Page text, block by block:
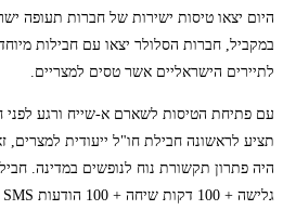
היום יצאו טיסות ישירות של חברות תעופה
במקביל, חברות הסלולר יצאו עם חבילות
לתיירים הישראליים אשר טסים למצריים.
עם פתיחת הטיסות לשארם א-שייח ורגע
תציע לראשונה חבילת חו"ל ייעודית
גלישה + 100 דקות שיחה + 100 הודעות SMS תמכר ב-195 שקלים